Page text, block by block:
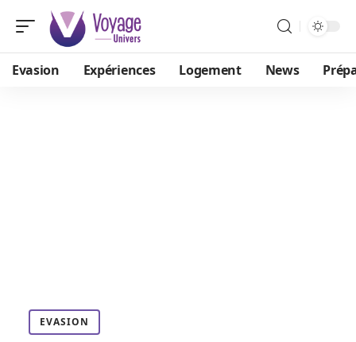
Evasion Expériences Logement News
EVASION